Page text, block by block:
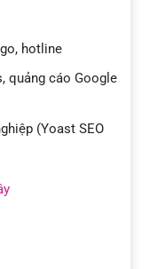
hotline
quảng cáo Google
(Yoast SEO